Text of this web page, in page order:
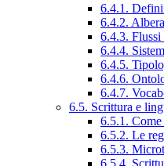
6.4.1.
6.4.2.
6.4.3.
6.4.4.
6.4.5.
6.4.6.
6.4.7.
6.5. Scrittura e
6.5.1.
6.5.2. Le
6.5.3.
6.5.4.